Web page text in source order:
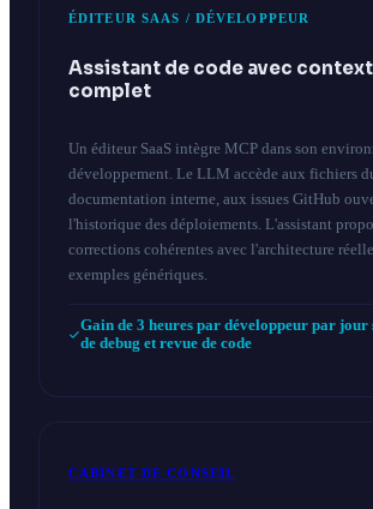
ÉDITEUR SAAS / DÉVELOPPEUR
Assistant de code avec
complet
Un éditeur SaaS intègre MCP dans son
développement. Le LLM accède aux fichiers
documentation interne, aux issues GitHub
l'historique des déploiements. L'assistant
corrections cohérentes avec l'architecture
exemples génériques.
Gain de 3 heures par développeur par jour
de debug et revue de code
CABINET DE CONSEIL